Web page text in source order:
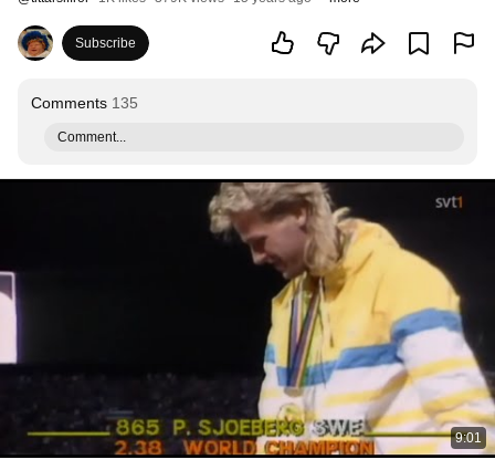
Subscribe
Comments 135
Comment...
9:01